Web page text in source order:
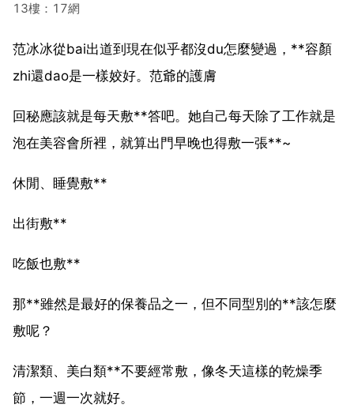
13樓：17網
范冰冰從bai出道到現在似乎都沒du怎麼變過，**容顏
zhi還dao是一樣姣好。范爺的護膚
回秘應該就是每天敷**答吧。她自己每天除了工作就是
泡在美容會所裡，就算出門早晚也得敷一張**~
休閒、睡覺敷**
出街敷**
吃飯也敷**
那**雖然是最好的保養品之一，但不同型別的**該怎麼
敷呢？
清潔類、美白類**不要經常敷，像冬天這樣的乾燥季
節，一週一次就好。